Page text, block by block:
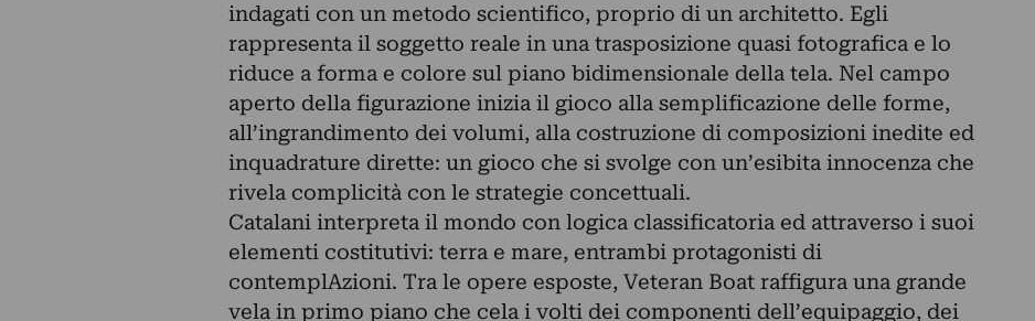
indagati con un metodo scientifico, proprio di un architetto. Egli
rappresenta il soggetto reale in una trasposizione quasi fotografica e lo
riduce a forma e colore sul piano bidimensionale della tela. Nel campo
aperto della figurazione inizia il gioco alla semplificazione delle forme,
all’ingrandimento dei volumi, alla costruzione di composizioni inedite ed
inquadrature dirette: un gioco che si svolge con un’esibita innocenza che
rivela complicità con le strategie concettuali.
Catalani interpreta il mondo con logica classificatoria ed attraverso i suoi
elementi costitutivi: terra e mare, entrambi protagonisti di
contemplAzioni. Tra le opere esposte, Veteran Boat raffigura una grande
vela in primo piano che cela i volti dei componenti dell’equipaggio, dei